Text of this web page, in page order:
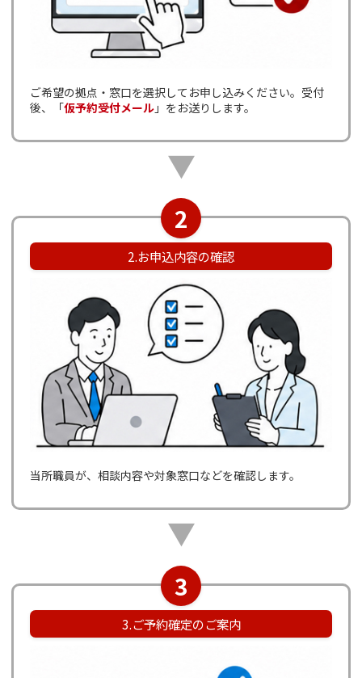
ご希望の拠点・窓口を選択してお申し込みください。受付
後、「仮予約受付メール 」をお送りします。
▼
2
2.お申込内容の確認
当所職員が、相談内容や対象窓口などを確認します。
▼
3
3.ご予約確定のご案内